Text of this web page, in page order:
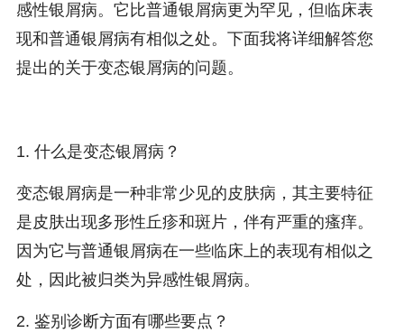
感性银屑病。它比普通银屑病更为罕见，但临床表
现和普通银屑病有相似之处。下面我将详细解答您
提出的关于变态银屑病的问题。
1. 什么是变态银屑病？
变态银屑病是一种非常少见的皮肤病，其主要特征
是皮肤出现多形性丘疹和斑片，伴有严重的瘙痒。
因为它与普通银屑病在一些临床上的表现有相似之
处，因此被归类为异感性银屑病。
2. 鉴别诊断方面有哪些要点？